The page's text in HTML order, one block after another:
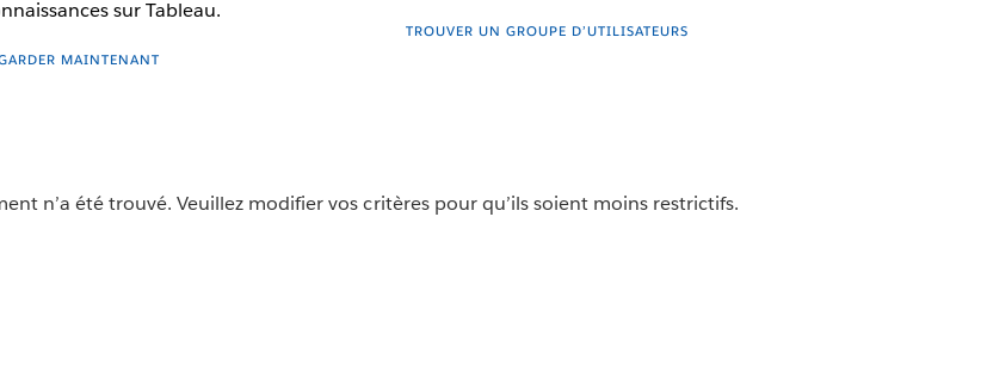
sur Tableau.
MAINTENANT
TROUVER UN GROUPE D’UTILISATEURS
n’a été trouvé. Veuillez modifier vos critères pour qu’ils soient moins restrictifs.